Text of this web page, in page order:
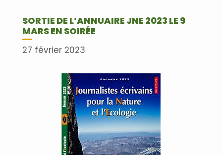
SORTIE DE L’ANNUAIRE JNE 2023 LE 9
MARS EN SOIRÉE
27 février 2023